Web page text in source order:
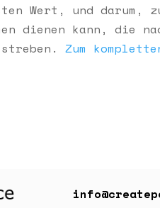
Wert, und darum,
dienen kann, die
streben.Zum